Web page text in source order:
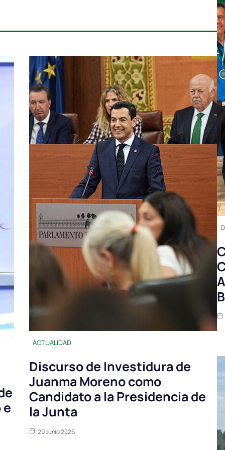
e
ACTUALIDAD
Discurso de Investidura de
Juanma Moreno como
Candidato a la Presidencia de
la Junta
29 Junio 2026